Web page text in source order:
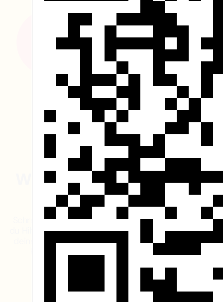
Hast du Fragen oder
Feedback?
Wir freuen uns, von dir zu
hören.
Schreibe uns jederzeit gerne eine E-Mail – egal, ob
du Hilfe benötigst, Vorschläge hast oder uns einfach
deine Meinung mitteilen möchtest. Dein Feedback
Schreib uns